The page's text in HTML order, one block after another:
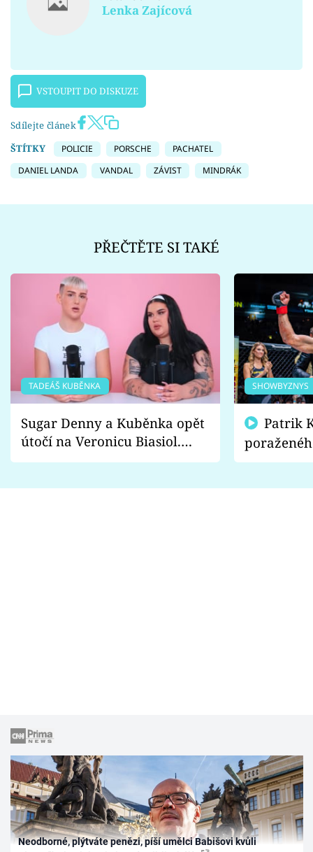
Lenka Zajícová
VSTOUPIT DO DISKUZE
Sdílejte článek
ŠTÍTKY
POLICIE PORSCHE
PACHATEL
DANIEL LANDA
VANDAL ZÁVIST MINDRÁK
PŘEČTĚTE SI TAKÉ
TADEÁŠ KUBĚNKA
Sugar Denny a Kuběnka opět
útočí na Veronicu Biasiol.
Proč je podle nich falešná a
SHOWBYZNYS
fanoušci
Neodborné, plýtváte penězi, píší umělci Babišovi kvůli